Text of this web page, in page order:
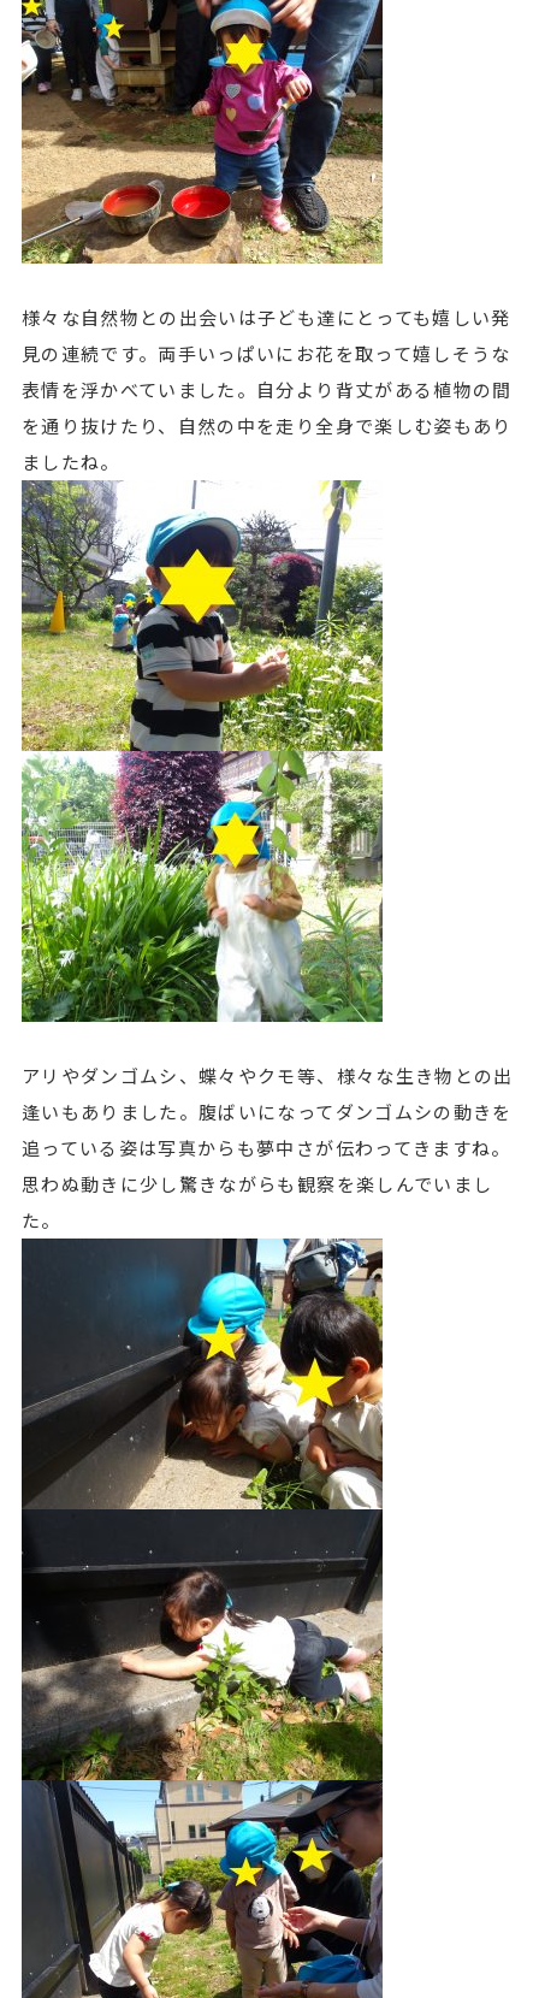
様々な自然物との出会いは子ども達にとっても嬉しい発
見の連続です。両手いっぱいにお花を取って嬉しそうな
表情を浮かべていました。自分より背丈がある植物の間
を通り抜けたり、自然の中を走り全身で楽しむ姿もあり
ましたね。
アリやダンゴムシ、蝶々やクモ等、様々な生き物との出
逢いもありました。腹ばいになってダンゴムシの動きを
追っている姿は写真からも夢中さが伝わってきますね。
思わぬ動きに少し驚きながらも観察を楽しんでいまし
た。